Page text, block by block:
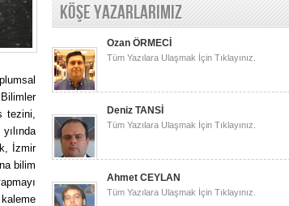
tezini,
İzmir
bilim
KÖŞE YAZARLARIMIZ
Ozan ÖRMECİ
Tüm Yazılara Ulaşmak İçin Tıklayınız.
Deniz TANSİ
Tüm Yazılara Ulaşmak İçin Tıklayınız.
Ahmet CEYLAN
Tüm Yazılara Ulaşmak İçin Tıklayınız.